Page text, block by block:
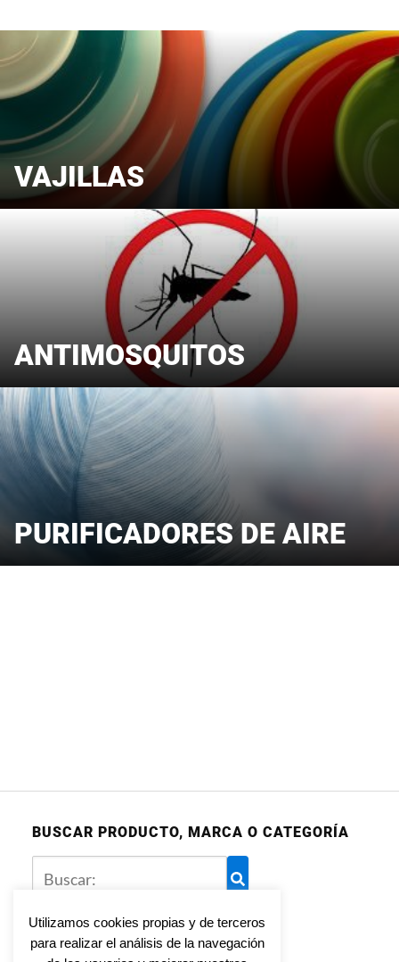
VAJILLAS
ANTIMOSQUITOS
PURIFICADORES DE AIRE
BUSCAR PRODUCTO, MARCA O CATEGORÍA
Utilizamos cookies propias y de terceros
para realizar el análisis de la navegación